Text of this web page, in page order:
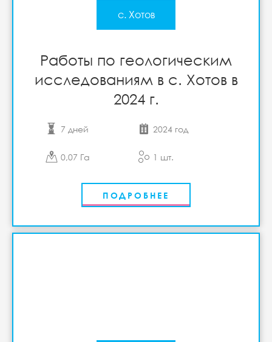
с. Хотов
Работы по геологическим
исследованиям в с. Хотов в
2024 г.
7 дней 2024 год
0,07 Га 1 шт.
ПОДРОБНЕЕ